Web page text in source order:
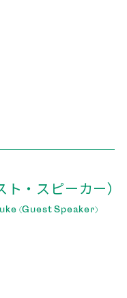
ト・スピーカー）
(Guest Speaker)